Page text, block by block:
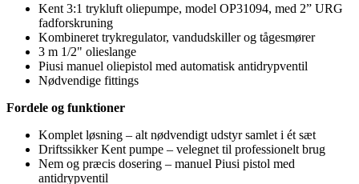
Kent 3:1 trykluft oliepumpe, model OP31094, med 2” URG
fadforskruning
Kombineret trykregulator, vandudskiller og tågesmører
3 m 1/2" olieslange
Piusi manuel oliepistol med automatisk antidrypventil
Nødvendige fittings
Fordele og funktioner
Komplet løsning – alt nødvendigt udstyr samlet i ét sæt
Driftssikker Kent pumpe – velegnet til professionelt brug
Nem og præcis dosering – manuel Piusi pistol med
antidrypventil